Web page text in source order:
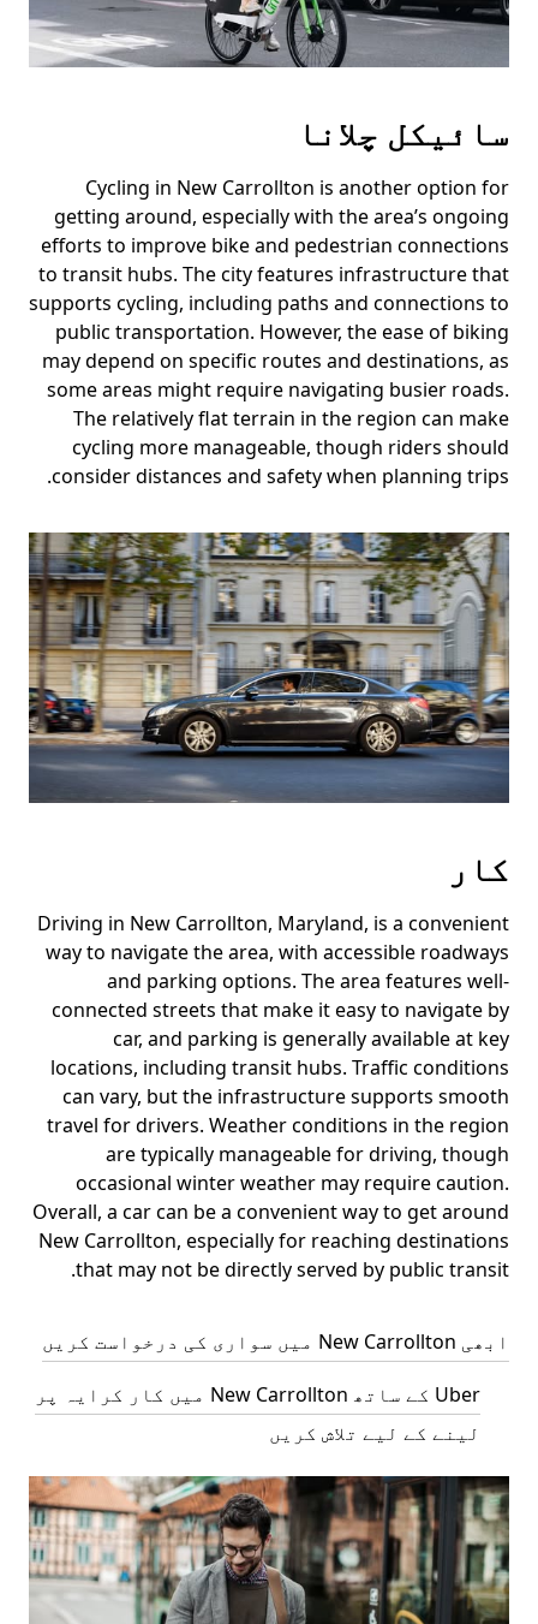
سائیکل چلانا
Cycling in New Carrollton is another option for
getting around, especially with the area’s ongoing
efforts to improve bike and pedestrian connections
to transit hubs. The city features infrastructure that
supports cycling, including paths and connections to
public transportation. However, the ease of biking
may depend on specific routes and destinations, as
some areas might require navigating busier roads.
The relatively flat terrain in the region can make
cycling more manageable, though riders should
consider distances and safety when planning trips.
کار
Driving in New Carrollton, Maryland, is a convenient
way to navigate the area, with accessible roadways
and parking options. The area features well-
connected streets that make it easy to navigate by
car, and parking is generally available at key
locations, including transit hubs. Traffic conditions
can vary, but the infrastructure supports smooth
travel for drivers. Weather conditions in the region
are typically manageable for driving, though
occasional winter weather may require caution.
Overall, a car can be a convenient way to get around
New Carrollton, especially for reaching destinations
that may not be directly served by public transit.
ابھی New Carrollton میں سواری کی درخواست کریں
Uber کے ساتھ New Carrollton میں کار کرایہ پر
لینے کے لیے تلاش کریں